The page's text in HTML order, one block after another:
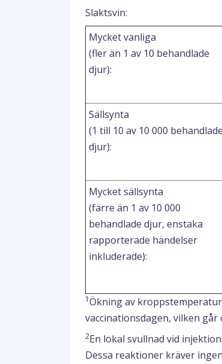
Slaktsvin:
Mycket vanliga
(fler än 1 av 10 behandlade
djur):
Sällsynta
(1 till 10 av 10 000 behandlade
djur):
Mycket sällsynta
(färre än 1 av 10 000
behandlade djur, enstaka
rapporterade händelser
inkluderade):
1Ökning av
vaccinationsdagen, vilken
2En lokal svullnad vid
Dessa reaktioner kräver